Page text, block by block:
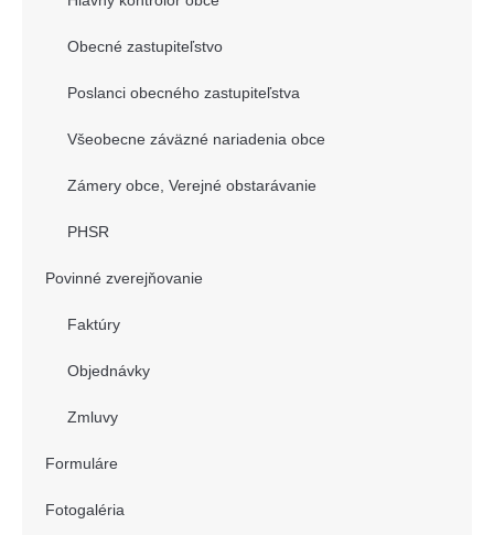
Obecné zastupiteľstvo
Poslanci obecného zastupiteľstva
Všeobecne záväzné nariadenia obce
Zámery obce, Verejné obstarávanie
PHSR
Povinné zverejňovanie
Faktúry
Objednávky
Zmluvy
Formuláre
Fotogaléria